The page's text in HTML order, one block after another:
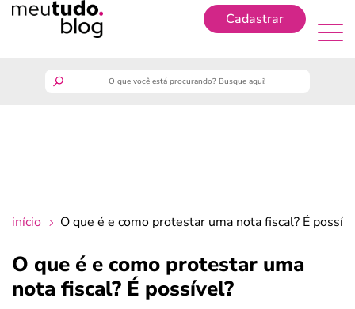
Cadastrar
crédito fácil
início O que é e como protestar uma nota fiscal? É
O que é e como protestar uma
nota fiscal? É possível?